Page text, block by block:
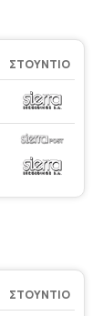
ΣΤΟΎΝΤΙΟ
ΣΤΟΎΝΤΙΟ